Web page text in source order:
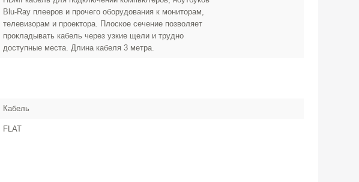
Blu-Ray плееров и прочего оборудования к мониторам,
телевизорам и проектора. Плоское сечение позволяет
прокладывать кабель через узкие щели и трудно
доступные места. Длина кабеля 3 метра.
Кабель
FLAT